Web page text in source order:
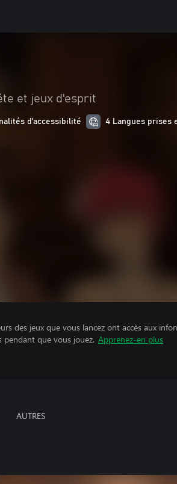
et jeux d'esprit
d’accessibilité 4 Langues prises
des jeux que vous lancez ont accès aux
pendant que vous jouez. Apprenez-en plus
AUTRES